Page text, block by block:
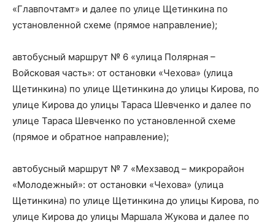
«Главпочтамт» и далее по улице Щетинкина по
установленной схеме (прямое направление);
автобусный маршрут № 6 «улица Полярная –
Войсковая часть»: от остановки «Чехова» (улица
Щетинкина) по улице Щетинкина до улицы Кирова, по
улице Кирова до улицы Тараса Шевченко и далее по
улице Тараса Шевченко по установленной схеме
(прямое и обратное направление);
автобусный маршрут № 7 «Мехзавод – микрорайон
«Молодежный»: от остановки «Чехова» (улица
Щетинкина) по улице Щетинкина до улицы Кирова, по
улице Кирова до улицы Маршала Жукова и далее по